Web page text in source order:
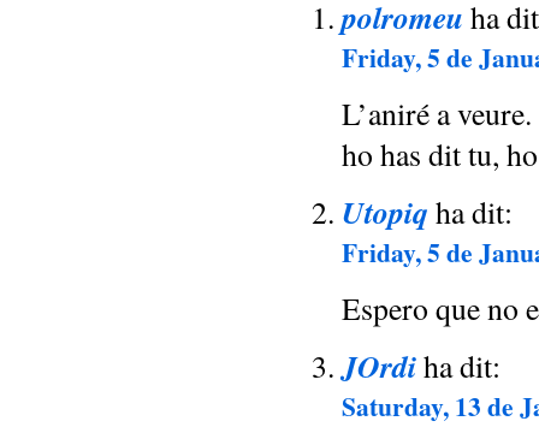
polromeu ha
Friday, 5 de
L’aniré a
ho has dit tu,
Utopiq ha dit:
Friday, 5 de
Espero que no
JOrdiha dit:
Saturday, 13 de